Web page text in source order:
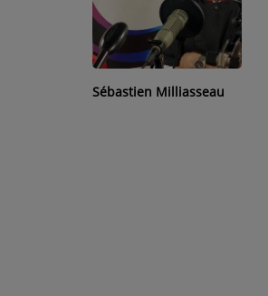
PODCASTSSébastien Milliasseau